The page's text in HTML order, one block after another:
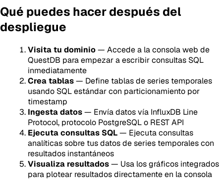
Qué puedes hacer después del
despliegue
Visita tu dominio— Accede a la consola web de
QuestDB para empezar a escribir consultas SQL
inmediatamente
Crea tablas— Define tablas de series temporales
usando SQL estándar con particionamiento por
timestamp
Ingesta datos— Envía datos vía InfluxDB Line
Protocol, protocolo PostgreSQL o REST API
Ejecuta consultas SQL— Ejecuta consultas
analíticas sobre tus datos de series temporales con
resultados instantáneos
Visualiza resultados— Usa los gráficos integrados
para plotear resultados directamente en la consola